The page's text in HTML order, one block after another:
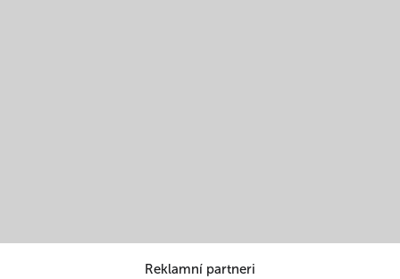
Reklamní partneri